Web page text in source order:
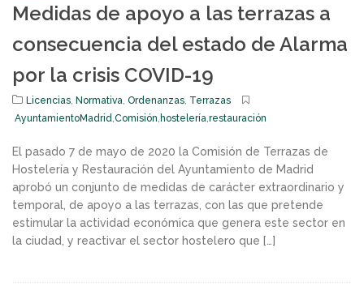
Medidas de apoyo a las terrazas a
consecuencia del estado de Alarma
por la crisis COVID-19
Licencias Normativa Ordenanzas Terrazas
AyuntamientoMadrid Comisión hostelería restauración
El pasado 7 de mayo de 2020 la Comisión de Terrazas de
Hostelería y Restauración del Ayuntamiento de Madrid
aprobó un conjunto de medidas de carácter extraordinario y
temporal, de apoyo a las terrazas, con las que pretende
estimular la actividad económica que genera este sector en
la ciudad, y reactivar el sector hostelero que […]